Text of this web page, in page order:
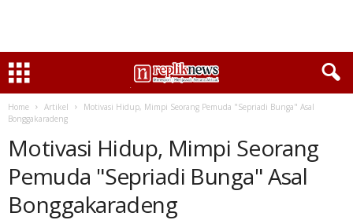
Home Artikel
Motivasi Hidup, Mimpi Seorang Pemuda "Sepriadi Bunga" Asal
Bonggakaradeng
Motivasi Hidup, Mimpi Seorang
Pemuda "Sepriadi Bunga" Asal
Bonggakaradeng